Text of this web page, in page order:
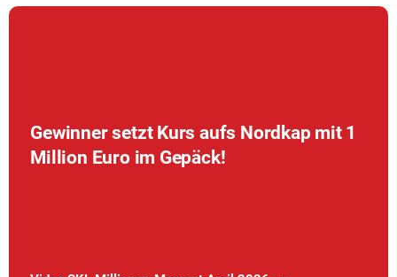
Gewinner setzt Kurs aufs Nordkap mit 1
Million Euro im Gepäck!